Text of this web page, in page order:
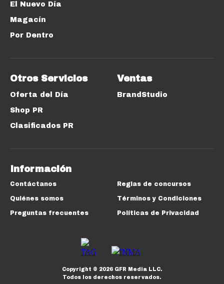
El Nuevo Día
Magacín
Por Dentro
Otros Servicios
Oferta del Día
Shop PR
Clasificados PR
Ventas
BrandStudio
Información
Contáctanos
Quiénes somos
Preguntas frecuentes
Reglas de concursos
Términos y Condiciones
Políticas de Privacidad
Copyright © 2026GFR Media LLC.
Todos los derechos reservados.